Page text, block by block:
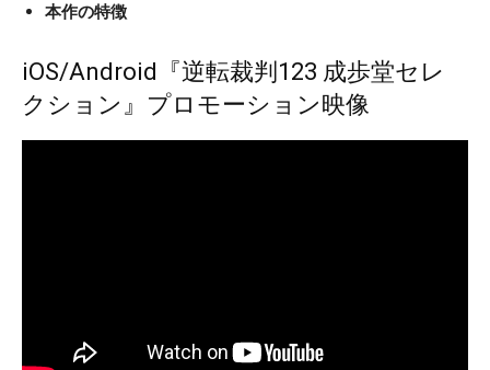
本作の特徴
iOS/Android『逆転裁判123 成歩堂セレ
クション』プロモーション映像